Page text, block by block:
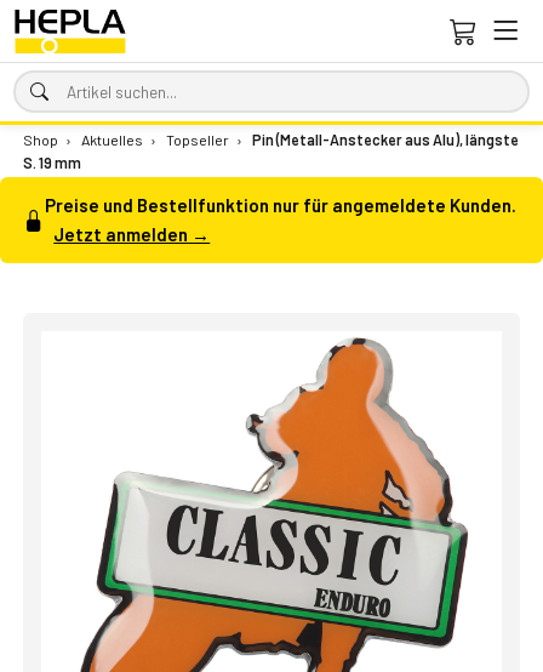
Shop › Aktuelles › Topseller ›
Pin (Metall-Anstecker aus Alu), längste
S. 19 mm
Preise und Bestellfunktion nur für angemeldete Kunden.
Jetzt anmelden →